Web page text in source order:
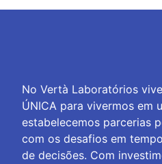
No Vertà Laboratórios
ÚNICA para vivermos em
estabelecemos parcerias
com os desafios em
de decisões. Com